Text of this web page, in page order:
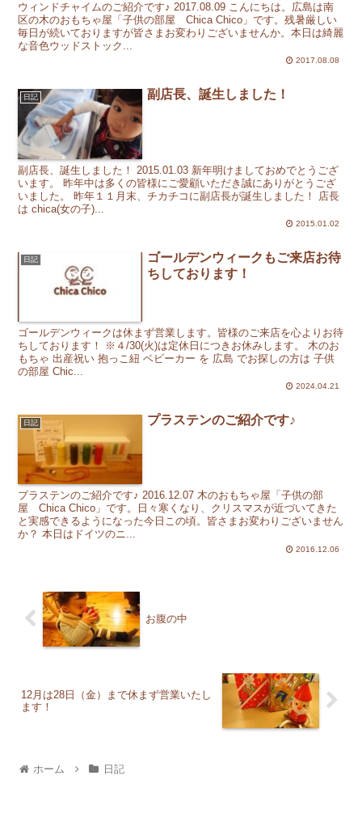
ウィンドチャイムのご紹介です♪ 2017.08.09 こんにちは。広島は南
区の木のおもちゃ屋「子供の部屋 Chica Chico」です。残暑厳しい
毎日が続いておりますが皆さまお変わりございませんか。本日は綺麗
な音色ウッドストック...
2017.08.08
日記 副店長、誕生しました！
副店長、誕生しました！ 2015.01.03 新年明けましておめでとうござ
います。 昨年中は多くの皆様にご愛顧いただき誠にありがとうござ
いました。 昨年１１月末、チカチコに副店長が誕生しました！ 店長
は chica(女の子)...
2015.01.02
日記
ゴールデンウィークもご来店お待
ちしております！
ゴールデンウィークは休まず営業します。皆様のご来店を心よりお待
ちしております！ ※４/30(火)は定休日につきお休みします。 木のお
もちゃ 出産祝い 抱っこ紐 ベビーカー を 広島 でお探しの方は 子供
の部屋 Chic...
2024.04.21
日記 プラステンのご紹介です♪
プラステンのご紹介です♪ 2016.12.07 木のおもちゃ屋「子供の部
屋 Chica Chico」です。日々寒くなり、クリスマスが近づいてきた
と実感できるようになった今日この頃。皆さまお変わりございません
か？ 本日はドイツのニ...
2016.12.06
お腹の中
12月は28日（金）まで休まず営業いたし
ます！
ホーム 日記